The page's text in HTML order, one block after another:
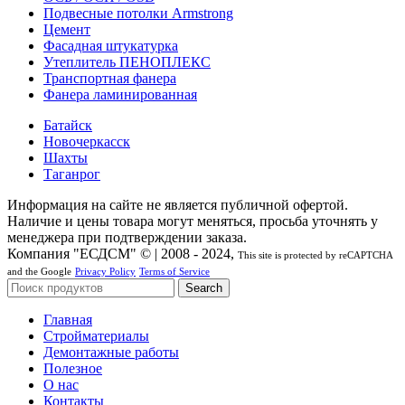
Подвесные потолки Armstrong
Цемент
Фасадная штукатурка
Утеплитель ПЕНОПЛЕКС
Транспортная фанера
Фанера ламинированная
Батайск
Новочеркасск
Шахты
Таганрог
Информация на сайте не является публичной офертой.
Наличие и цены товара могут меняться, просьба уточнять у
менеджера при подтверждении заказа.
Компания "ЕСДСМ" © | 2008 - 2024, This site is protected by reCAPTCHA
and the Google Privacy Policy Terms of Service
Search
Главная
Стройматериалы
Демонтажные работы
Полезное
О нас
Контакты